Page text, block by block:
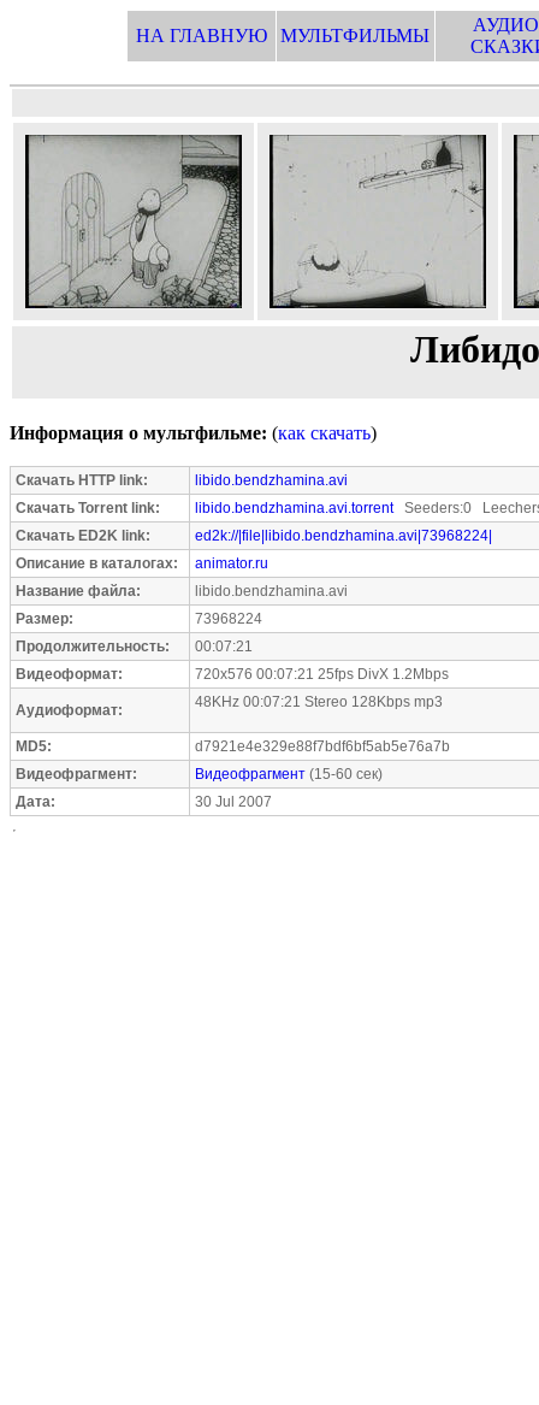
НА ГЛАВНУЮ МУЛЬТФИЛЬМЫ
Информация о мультфильме: (как скачать)
Скачать HTTP link:
libido.bendzhamina.avi
Скачать Torrent link:
libido.bendzhamina.avi.torrentSeeders:0
Скачать ED2K link:
ed2k://|file|libido.bendzhamina.avi|73968224|
Описание в каталогах:
animator.ru
Название файла:
libido.bendzhamina.avi
Размер:
73968224
Продолжительность:
00:07:21
Видеоформат:
720x576 00:07:21 25fps DivX 1.2Mbps
Аудиоформат: 48KHz 00:07:21 Stereo 128Kbps mp3
MD5:
d7921e4e329e88f7bdf6bf5ab5e76a7b
Видеофрагмент:
Видеофрагмент (15-60 сек)
Дата:
30 Jul 2007